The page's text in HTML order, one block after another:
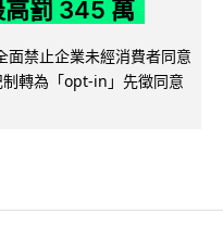
罰 345 萬
面禁止企業未經消費者同意
轉為「opt-in」先徵同意